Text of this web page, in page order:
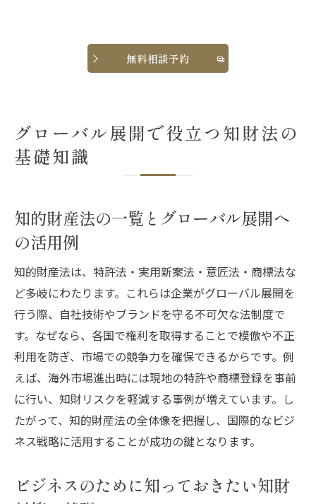
無料相談予約
グローバル展開で役立つ知財法の
基礎知識
知的財産法の一覧とグローバル展開へ
の活用例
知的財産法は、特許法・実用新案法・意匠法・商標法な
ど多岐にわたります。これらは企業がグローバル展開を
行う際、自社技術やブランドを守る不可欠な法制度で
す。なぜなら、各国で権利を取得することで模倣や不正
利用を防ぎ、市場での競争力を確保できるからです。例
えば、海外市場進出時には現地の特許や商標登録を事前
に行い、知財リスクを軽減する事例が増えています。し
たがって、知的財産法の全体像を把握し、国際的なビジ
ネス戦略に活用することが成功の鍵となります。
ビジネスのために知っておきたい知財